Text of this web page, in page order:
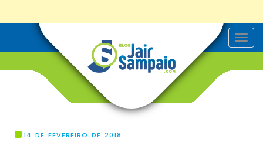
T
o
14 DE FEVEREIRO DE 2018